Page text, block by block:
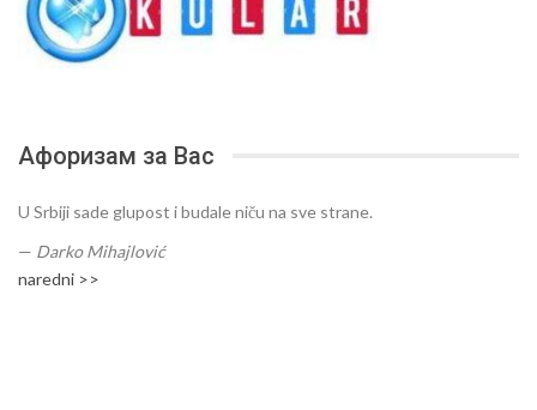
Афоризам за Вас
U Srbiji sade glupost i budale niču na sve strane.
— Darko Mihajlović
naredni >>